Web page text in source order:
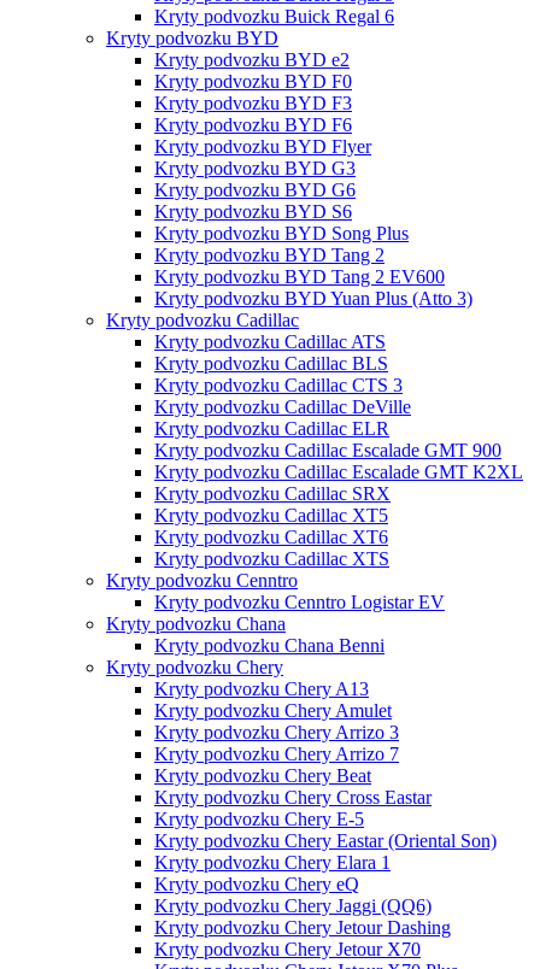
Kryty podvozku Buick Regal 6
Kryty podvozku BYD
Kryty podvozku BYD e2
Kryty podvozku BYD F0
Kryty podvozku BYD F3
Kryty podvozku BYD F6
Kryty podvozku BYD Flyer
Kryty podvozku BYD G3
Kryty podvozku BYD G6
Kryty podvozku BYD S6
Kryty podvozku BYD Song Plus
Kryty podvozku BYD Tang 2
Kryty podvozku BYD Tang 2 EV600
Kryty podvozku BYD Yuan Plus (Atto 3)
Kryty podvozku Cadillac
Kryty podvozku Cadillac ATS
Kryty podvozku Cadillac BLS
Kryty podvozku Cadillac CTS 3
Kryty podvozku Cadillac DeVille
Kryty podvozku Cadillac ELR
Kryty podvozku Cadillac Escalade GMT 900
Kryty podvozku Cadillac Escalade GMT K2XL
Kryty podvozku Cadillac SRX
Kryty podvozku Cadillac XT5
Kryty podvozku Cadillac XT6
Kryty podvozku Cadillac XTS
Kryty podvozku Cenntro
Kryty podvozku Cenntro Logistar EV
Kryty podvozku Chana
Kryty podvozku Chana Benni
Kryty podvozku Chery
Kryty podvozku Chery A13
Kryty podvozku Chery Amulet
Kryty podvozku Chery Arrizo 3
Kryty podvozku Chery Arrizo 7
Kryty podvozku Chery Beat
Kryty podvozku Chery Cross Eastar
Kryty podvozku Chery E-5
Kryty podvozku Chery Eastar (Oriental Son)
Kryty podvozku Chery Elara 1
Kryty podvozku Chery eQ
Kryty podvozku Chery Jaggi (QQ6)
Kryty podvozku Chery Jetour Dashing
Kryty podvozku Chery Jetour X70